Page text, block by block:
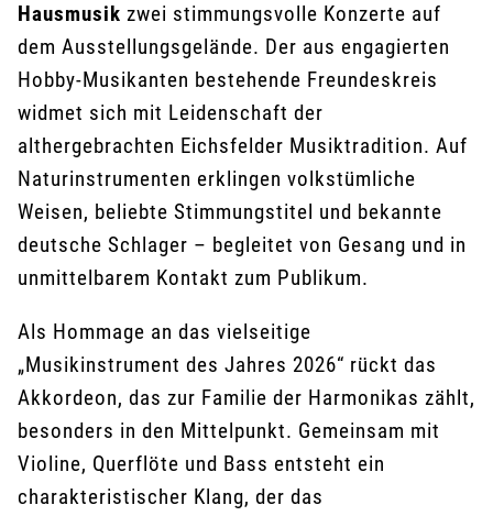
Hausmusik zwei stimmungsvolle Konzerte auf
dem Ausstellungsgelände. Der aus engagierten
Hobby-Musikanten bestehende Freundeskreis
widmet sich mit Leidenschaft der
althergebrachten Eichsfelder Musiktradition. Auf
Naturinstrumenten erklingen volkstümliche
Weisen, beliebte Stimmungstitel und bekannte
deutsche Schlager – begleitet von Gesang und in
unmittelbarem Kontakt zum Publikum.
Als Hommage an das vielseitige
„Musikinstrument des Jahres 2026“ rückt das
Akkordeon, das zur Familie der Harmonikas zählt,
besonders in den Mittelpunkt. Gemeinsam mit
Violine, Querflöte und Bass entsteht ein
charakteristischer Klang, der das